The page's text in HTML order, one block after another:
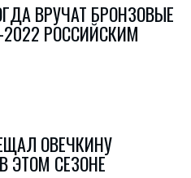
ВРУЧАТ БРОНЗОВЫЕ
РОССИЙСКИМ
ОВЕЧКИНУ
ЭТОМ СЕЗОНЕ